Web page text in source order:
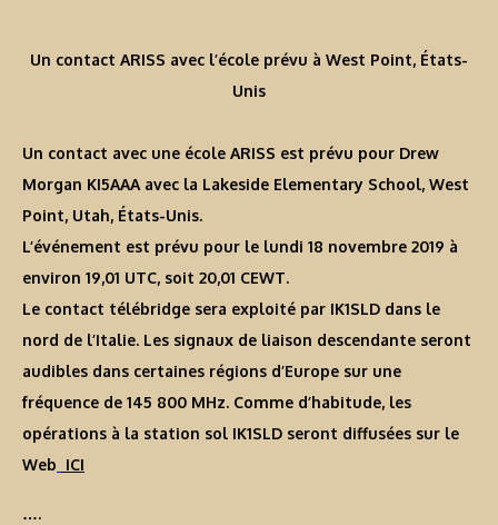
Un contact ARISS avec l’école prévu à West Point, États-
Unis
Un contact avec une école ARISS est prévu pour Drew
Morgan KI5AAA avec la Lakeside Elementary School, West
Point, Utah, États-Unis.
L’événement est prévu pour le lundi 18 novembre 2019 à
environ 19,01 UTC, soit 20,01 CEWT.
Le contact télébridge sera exploité par IK1SLD dans le
nord de l’Italie. Les signaux de liaison descendante seront
audibles dans certaines régions d’Europe sur une
fréquence de 145 800 MHz. Comme d’habitude, les
opérations à la station sol IK1SLD seront diffusées sur le
Web ICI
….